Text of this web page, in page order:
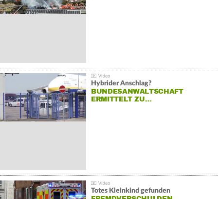
Hybrider Anschlag?
BUNDESANWALTSCHAFT
ERMITTELT ZU…
Totes Kleinkind gefunden